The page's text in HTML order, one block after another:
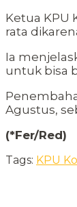
Ketua KPU
rata
Ia
untuk bisa
Agustus,
(*Fer/Red)
Tags: KPU